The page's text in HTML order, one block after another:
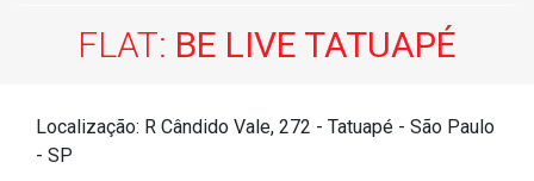
FLAT: BE LIVE TATUAPÉ
Localização: R Cândido Vale, 272 - Tatuapé - São Paulo
- SP